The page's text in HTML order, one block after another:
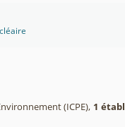
(ICPE), 1